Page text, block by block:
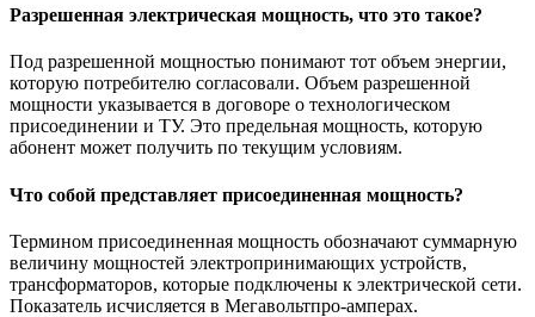
Разрешенная электрическая мощность, что это такое?
Под разрешенной мощностью понимают тот объем энергии,
которую потребителю согласовали. Объем разрешенной
мощности указывается в договоре о технологическом
присоединении и ТУ. Это предельная мощность, которую
абонент может получить по текущим условиям.
Что собой представляет присоединенная мощность?
Термином присоединенная мощность обозначают суммарную
величину мощностей электропринимающих устройств,
трансформаторов, которые подключены к электрической сети.
Показатель исчисляется в Мегавольтпро-амперах.